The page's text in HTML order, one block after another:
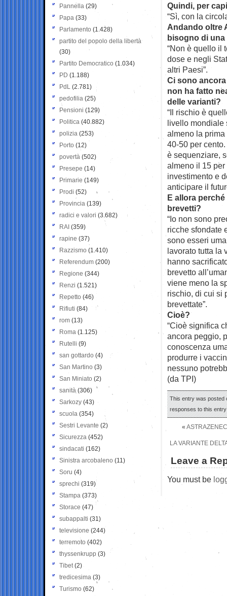
Quindi, per
“Sì, con la
Andando oltre
bisogno di una
“Non è quello il
dose e negli
altri Paesi”.
Ci sono
non ha fatto
delle varianti?
“Il rischio è
livello mondiale
almeno la
40-50 per
è sequenziare,
almeno il 15
investimento e
anticipare il
E allora
brevetti?
“Io non sono
ricche sfondate
sono esseri
lavorato tutta la
hanno
brevetto
viene meno la
rischio, di cui si
brevettate”.
Cioè?
“Cioè significa
ancora peggio,
conoscenza
produrre i
nessuno
(da TPI)
This entry was posted
responses to this
«
LA VARIANTE
Leave a
You must be
Pannella (29)
Papa (33)
Parlamento (1.428)
partito del popolo della libertà
(30)
Partito Democratico (1.034)
PD (1.188)
PdL (2.781)
pedofilia (25)
Pensioni (129)
Politica (40.882)
polizia (253)
Porto (12)
povertà (502)
Presepe (14)
Primarie (149)
Prodi (52)
Provincia (139)
radici e valori (3.682)
RAI (359)
rapine (37)
Razzismo (1.410)
Referendum (200)
Regione (344)
Renzi (1.521)
Repetto (46)
Rifiuti (84)
rom (13)
Roma (1.125)
Rutelli (9)
san gottardo (4)
San Martino (3)
San Miniato (2)
sanità (306)
Sarkozy (43)
scuola (354)
Sestri Levante (2)
Sicurezza (452)
sindacati (162)
Sinistra arcobaleno (11)
Soru (4)
sprechi (319)
Stampa (373)
Storace (47)
subappalti (31)
televisione(244)
terremoto (402)
thyssenkrupp (3)
Tibet(2)
tredicesima (3)
Turismo (62)